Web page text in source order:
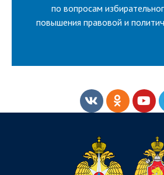
по вопросам
повышения правовой и
ВСЕРОССИЙСКИЙ
ЛУЧШУЮ